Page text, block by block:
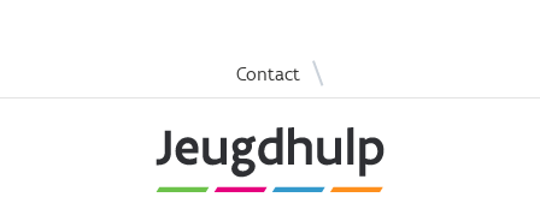
Overslaan
en
naar
de
inhoud
Contact |